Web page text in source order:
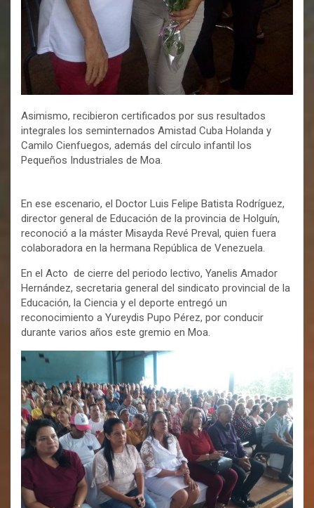
Asimismo, recibieron certificados por sus resultados
integrales los seminternados Amistad Cuba Holanda y
Camilo Cienfuegos, además del círculo infantil los
Pequeños Industriales de Moa.
En ese escenario, el Doctor Luis Felipe Batista Rodríguez,
director general de Educación de la provincia de Holguín,
reconoció a la máster Misayda Revé Preval, quien fuera
colaboradora en la hermana República de Venezuela.
En el Acto de cierre del periodo lectivo, Yanelis Amador
Hernández, secretaria general del sindicato provincial de la
Educación, la Ciencia y el deporte entregó un
reconocimiento a Yureydis Pupo Pérez, por conducir
durante varios años este gremio en Moa.